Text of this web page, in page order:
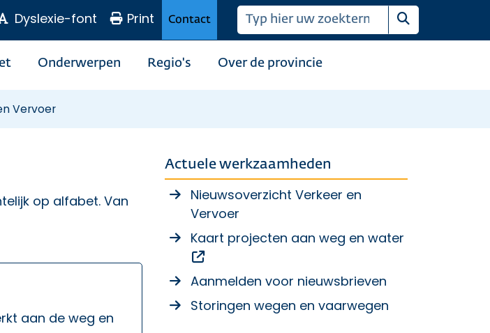
Dyslexie-font Print Contact
Zoeken
Onderwerpen Regio's Over de provincie
Vervoer
op alfabet. Van
aan de weg en
Actuele werkzaamheden
Nieuwsoverzicht Verkeer en
Vervoer
Kaart projecten aan weg en water
Aanmelden voor nieuwsbrieven
Storingen wegen en vaarwegen